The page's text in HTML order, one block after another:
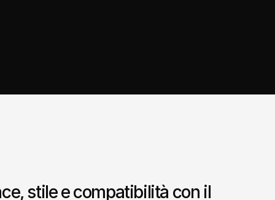
stile e compatibilità con il